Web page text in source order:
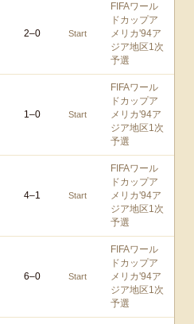
2–0 Start
FIFAワール
ドカップア
メリカ'94ア
ジア地区1次
予選
1–0 Start
FIFAワール
ドカップア
メリカ'94ア
ジア地区1次
予選
4–1 Start
FIFAワール
ドカップア
メリカ'94ア
ジア地区1次
予選
6–0 Start
FIFAワール
ドカップア
メリカ'94ア
ジア地区1次
予選